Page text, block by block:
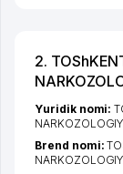
2.
Yuridik nomi:
Brend nomi: